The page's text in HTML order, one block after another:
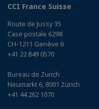
CCI France Suisse
Route de Jussy 35
Case postale 6298
CH-1211 Genève 6
+41 22 849 0570
Bureau de Zurich
Neumarkt 6, 8001 Zürich
+41 44 262 1070